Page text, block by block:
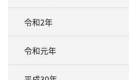
令和2年
令和元年